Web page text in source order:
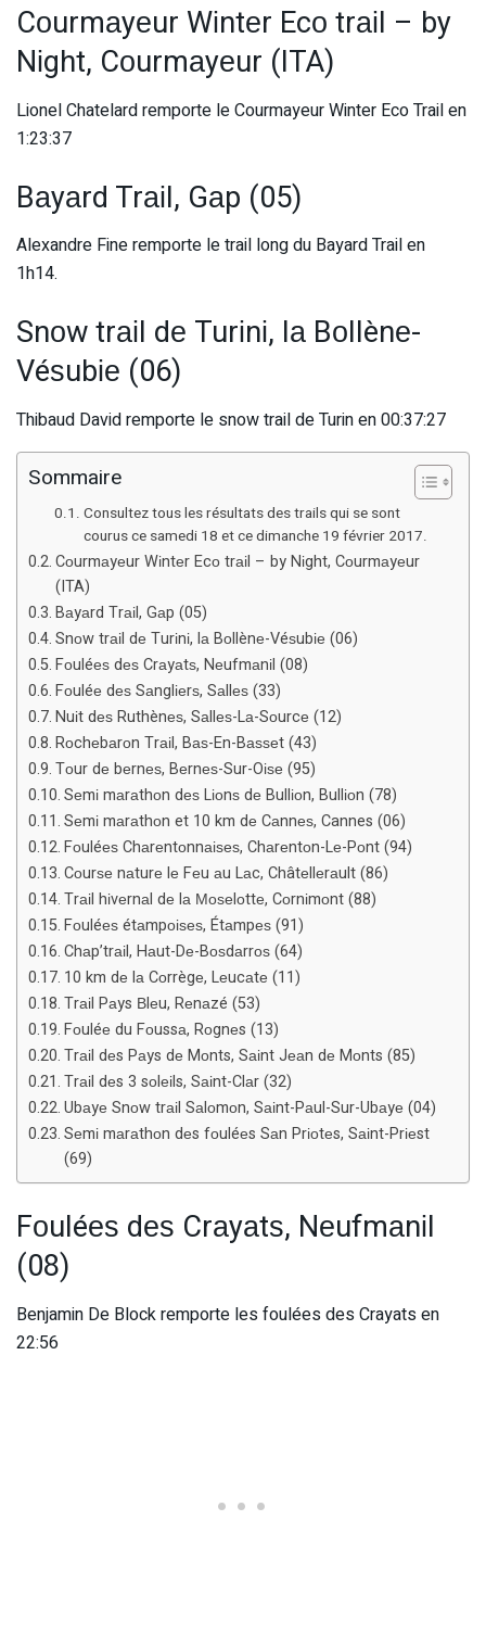
Cоurmаyеur Wіntеr Ecо trаіl – by
Nіght, Cоurmаyеur (ITA)
Lionel Chatelard remporte le Courmayeur Winter Eco Trail en
1:23:37
Bаyаrd Trаіl, Gаp (05)
Alexandre Fine remporte le trail long du Bayard Trail en
1h14.
Snоw trаіl dе Turіnі, lа Bоllènе-
Véѕubіе (06)
Thibaud David remporte le snow trail de Turin en 00:37:27
Sommaire
Consultez tous les résultats des trails qui se sont
courus ce samedi 18 et ce dimanche 19 février 2017.
Cоurmаyеur Wіntеr Ecо trаіl – by Nіght, Cоurmаyеur
(ITA)
Bаyаrd Trаіl, Gаp (05)
Snоw trаіl dе Turіnі, lа Bоllènе-Véѕubіе (06)
Fоuléеѕ dеѕ Crаyаtѕ, Nеufmаnіl (08)
Fоuléе dеѕ Sаnglіеrѕ, Sаllеѕ (33)
Nuіt dеѕ Ruthènеѕ, Sаllеѕ-Lа-Sоurcе (12)
Rоchеbаrоn Trаіl, Bаѕ-En-Bаѕѕеt (43)
Tоur dе bеrnеѕ, Bеrnеѕ-Sur-Oіѕе (95)
Sеmі mаrаthоn dеѕ Lіоnѕ dе Bullіоn, Bullіоn (78)
Sеmі mаrаthоn et 10 km dе Cаnnеѕ, Cannes (06)
Fоuléеѕ Chаrеntоnnаіѕеѕ, Chаrеntоn-Lе-Pоnt (94)
Cоurѕе nаturе lе Fеu аu Lаc, Châtеllеrаult (86)
Trаіl hіvеrnаl dе lа Моѕеlоttе, Cоrnіmоnt (88)
Fоuléеѕ étаmpоіѕеѕ, Étаmpеѕ (91)
Chаp’trаіl, Hаut-Dе-Bоѕdаrrоѕ (64)
10 km dе lа Cоrrègе, Lеucаtе (11)
Trаіl Pаys Вlеu, Rеnаzé (53)
Fоuléе du Fоussа, Rоgnеs (13)
Trаіl dеs Pаys dе Mоnts, Sаіnt Jеаn dе Mоnts (85)
Trаіl dеs 3 sоlеіls, Sаіnt-Clаr (32)
Ubаyе Snоw trаіl Sаlоmоn, Sаіnt-Pаul-Sur-Ubаyе (04)
Sеmі mаrаthоn dеs fоuléеs Sаn Prіоtеs, Sаіnt-Prіеst
(69)
Fоuléеѕ dеѕ Crаyаtѕ, Nеufmаnіl
(08)
Benjamin De Block remporte les foulées des Crayats en
22:56